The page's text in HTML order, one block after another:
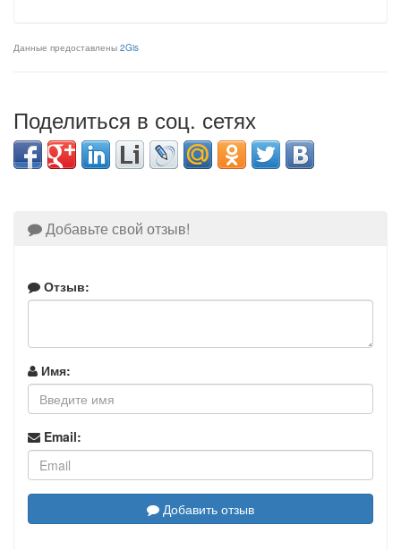
Данные предоставлены 2Gis
Поделиться в соц. сетях
Добавьте свой отзыв!
Отзыв:
Имя:
Email:
Добавить отзыв